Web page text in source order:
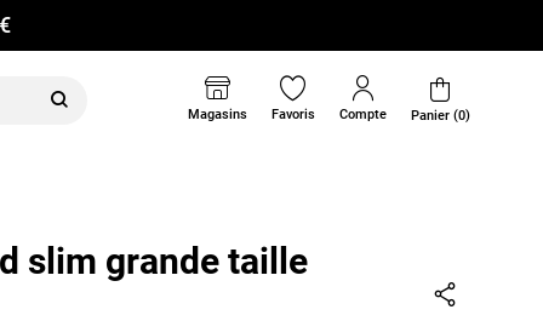
Magasins Favoris Compte Panier (0)
slim grande taille